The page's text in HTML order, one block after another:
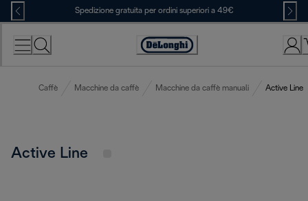
Skip
to
Content
Spedizione gratuita per ordini superiori a 49€
Accessibility
Caffè Macchine da caffè Macchine da caffè manuali Active Line
Active Line